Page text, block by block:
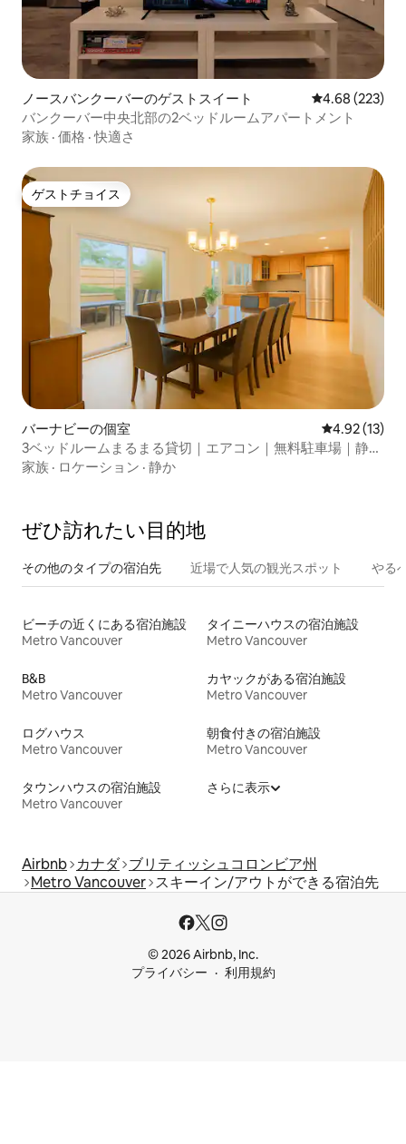
ノースバンクーバーのゲストスイート レビュー223
4.68 (223)
バンクーバー中央北部の2ベッドルームアパートメント
家族 · 価格 ·快適さ
ゲストチョイス
ゲストチョイス
バーナビーの個室 レビュー13
4.92 (13)
3ベッドルームまるまる貸切｜エアコン｜無料駐車場｜静か
なエリア
家族 · ロケーション · 静か
ぜひ訪⁠れ⁠た⁠い目⁠的⁠地
その他のタ⁠イ⁠プ⁠の宿⁠泊⁠先 近場で人気の観光スポット やる
ビーチの近くにある宿泊施設
Metro Vancouver
タイニーハウスの宿泊施設
Metro Vancouver
B&B
Metro Vancouver
カヤックがある宿泊施設
Metro Vancouver
ログハウス
Metro Vancouver
朝食付きの宿泊施設
Metro Vancouver
タウンハウスの宿泊施設
Metro Vancouver
さらに表示
Airbnb カナダ ブリティッシュコロンビア州
Metro Vancouver スキーイン/アウトができる宿泊先
© 2026 Airbnb, Inc.
プライバシー
利用規約